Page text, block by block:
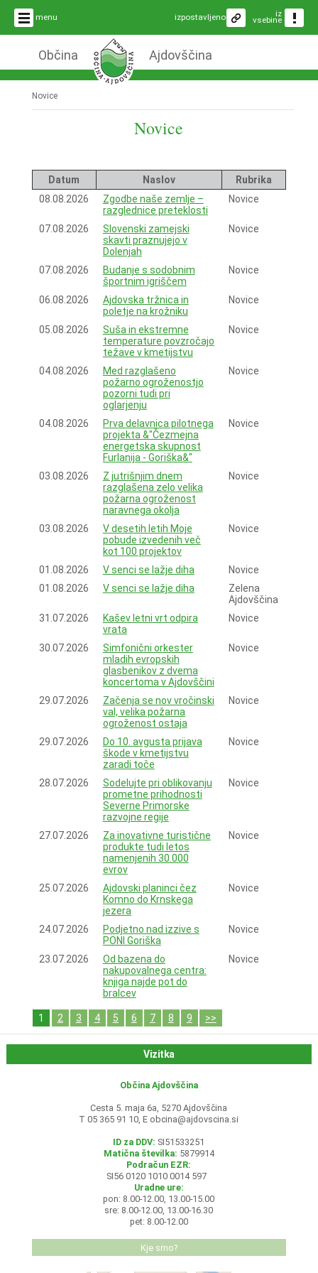
menu iz
vsebine
izpostavljeno
Občina Ajdovščina
Novice
Novice
Datum Naslov
Rubrika
08.08.2026
Zgodbe naše zemlje –
razglednice preteklosti
Novice
07.08.2026
Slovenski zamejski
skavti praznujejo v
Dolenjah
Novice
07.08.2026
Budanje s sodobnim
športnim igriščem
Novice
06.08.2026
Ajdovska tržnica in
poletje na krožniku
Novice
05.08.2026
Suša in ekstremne
temperature povzročajo
težave v kmetijstvu
Novice
04.08.2026
Med razglašeno
požarno ogroženostjo
pozorni tudi pri
oglarjenju
Novice
04.08.2026
Prva delavnica pilotnega
projekta &"Čezmejna
energetska skupnost
Furlanija - Goriška&"
Novice
03.08.2026
Z jutrišnjim dnem
razglašena zelo velika
požarna ogroženost
naravnega okolja
Novice
03.08.2026
V desetih letih Moje
pobude izvedenih več
kot 100 projektov
Novice
01.08.2026 V senci se lažje diha
Novice
01.08.2026
V senci se lažje diha
Zelena
Ajdovščina
31.07.2026
Kašev letni vrt odpira
vrata
Novice
30.07.2026
Simfonični orkester
mladih evropskih
glasbenikov z dvema
koncertoma v Ajdovščini
Novice
29.07.2026
Začenja se nov vročinski
val, velika požarna
ogroženost ostaja
Novice
29.07.2026
Do 10. avgusta prijava
škode v kmetijstvu
zaradi toče
Novice
28.07.2026
Sodelujte pri oblikovanju
prometne prihodnosti
Severne Primorske
razvojne regije
Novice
27.07.2026
Za inovativne turistične
produkte tudi letos
namenjenih 30.000
evrov
Novice
25.07.2026
Ajdovski planinci čez
Komno do Krnskega
jezera
Novice
24.07.2026
Podjetno nad izzive s
PONI Goriška
Novice
23.07.2026
Od bazena do
nakupovalnega centra:
knjiga najde pot do
bralcev
Novice
1 2 3 4 5 6 7 8 9 >>
Vizitka
Občina Ajdovščina
Cesta 5. maja 6a, 5270 Ajdovščina
T 05 365 91 10, E obcina@ajdovscina.si
ID za DDV: SI51533251
Matična številka: 5879914
Podračun EZR:
SI56 0120 1010 0014 597
Uradne ure:
pon: 8.00-12.00, 13.00-15.00
sre: 8.00-12.00, 13.00-16.30
pet: 8.00-12.00
Kje smo?